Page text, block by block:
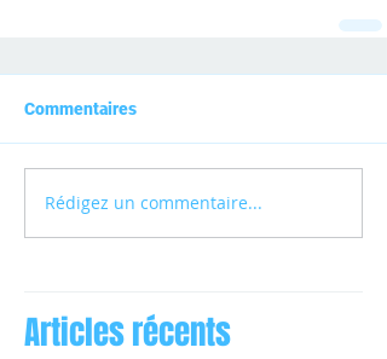
Commentaires
Rédigez un commentaire...
Articles récents